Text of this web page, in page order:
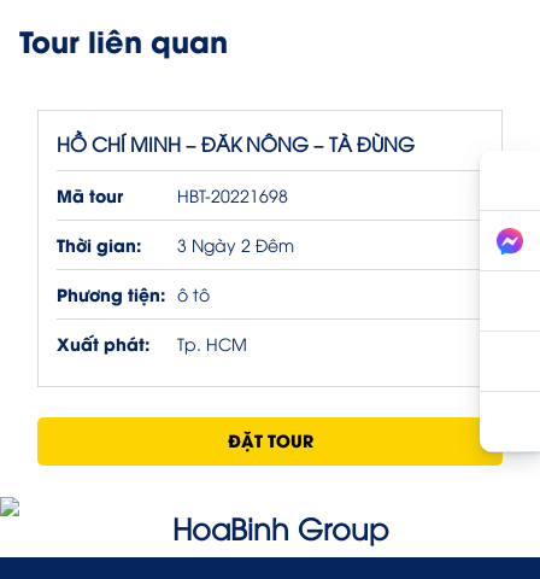
Tour liên quan
HỒ CHÍ MINH – ĐĂK NÔNG – TÀ ĐÙNG
Mã tour HBT-20221698
Thời gian: 3 Ngày 2 Đêm
Phương tiện: ô tô
Xuất phát: Tp. HCM
ĐẶT TOUR